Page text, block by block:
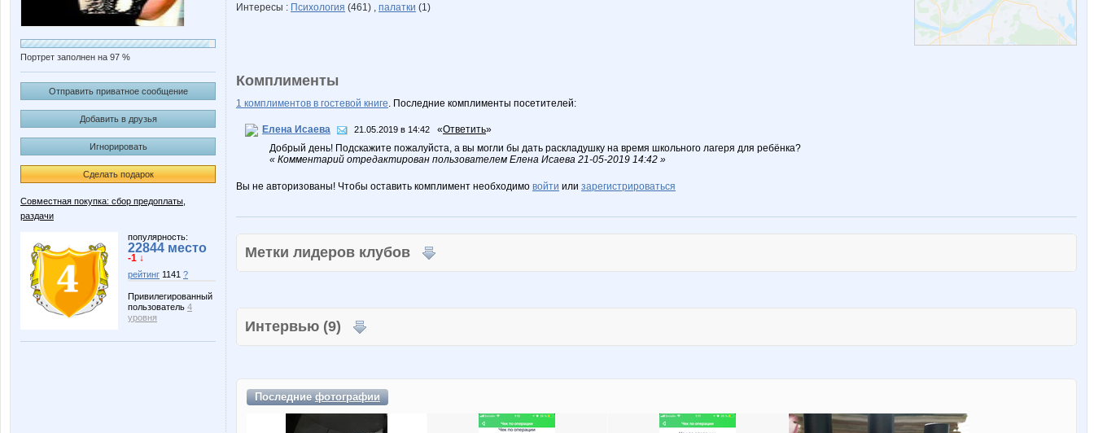
Портрет заполнен на 97 %
Отправить приватное сообщение
Добавить в друзья
Игнорировать
Сделать подарок
Совместная покупка: сбор предоплаты,
раздачи
популярность:
22844 место
-1 ↓
рейтинг 1141 ?
Привилегированный
пользователь 4
уровня
Интересы : Психология (461) , палатки (1)
Комплименты
1 комплиментов в гостевой книге. Последние комплименты посетителей:
Елена Исаева 21.05.2019 в 14:42 «Ответить»
Добрый день! Подскажите пожалуйста, а вы могли бы дать раскладушку на время школьного лагеря для ребёнка?
« Комментарий отредактирован пользователем Елена Исаева 21-05-2019 14:42 »
Вы не авторизованы! Чтобы оставить комплимент необходимо войти или зарегистрироваться
Метки лидеров клубов
Интервью (9)
Последниефотографии